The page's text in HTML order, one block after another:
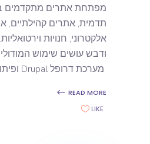
מפתחת אתרים מתקדמים
תדמית, אתרים
אלקטרוני, חנויות
ודבש עושים שימוש
מערכת דרופל Drupal ופיתוח
READ MORE
LIKE